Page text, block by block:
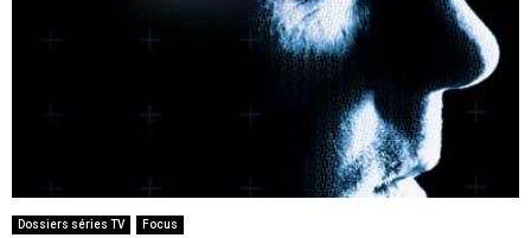
Dossiers séries TV Focus